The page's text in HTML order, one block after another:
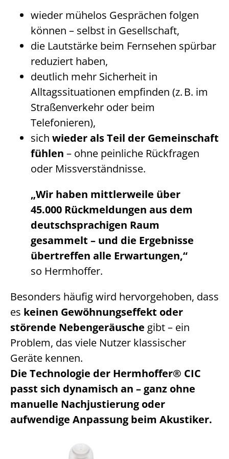
wieder mühelos Gesprächen folgen
können – selbst in Gesellschaft,
die Lautstärke beim Fernsehen spürbar
reduziert haben,
deutlich mehr Sicherheit in
Alltagssituationen empfinden (z. B. im
Straßenverkehr oder beim
Telefonieren),
sich wieder als Teil der Gemeinschaft
fühlen – ohne peinliche Rückfragen
oder Missverständnisse.
„Wir haben mittlerweile über
45.000 Rückmeldungen aus dem
deutschsprachigen Raum
gesammelt – und die Ergebnisse
übertreffen alle Erwartungen,“
so Hermhoffer.
Besonders häufig wird hervorgehoben, dass
es keinen Gewöhnungseffekt oder
störende Nebengeräusche gibt – ein
Problem, das viele Nutzer klassischer
Geräte kennen.
Die Technologie der Hermhoffer® CIC
passt sich dynamisch an – ganz ohne
manuelle Nachjustierung oder
aufwendige Anpassung beim Akustiker.